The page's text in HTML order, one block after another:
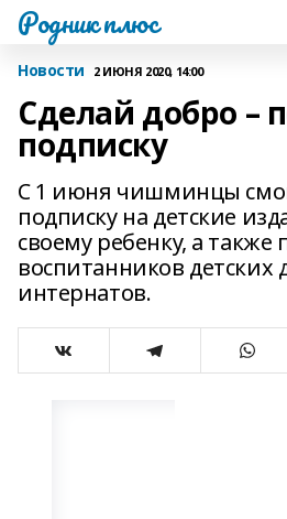
Родник плюс
Новости 2 ИЮНЯ 2020, 14:00
Сделай добро –
подписку
С 1 июня чишминцы
подписку на детские
своему ребенку, а также
воспитанников
интернатов.